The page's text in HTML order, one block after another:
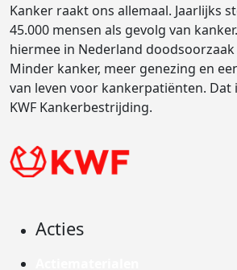
Kanker raakt ons allemaal. Jaarlijks
45.000 mensen als gevolg van
hiermee in Nederland
Minder kanker, meer genezing en
van leven voor kankerpatiënten. Dat
KWF Kankerbestrijding.
Acties